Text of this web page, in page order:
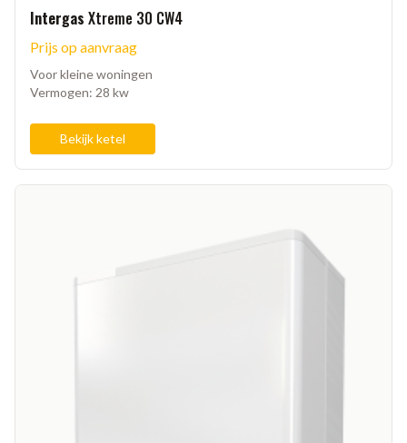
Intergas Xtreme 30 CW4
Prijs op aanvraag
Voor kleine woningen
Vermogen: 28 kw
Bekijk ketel